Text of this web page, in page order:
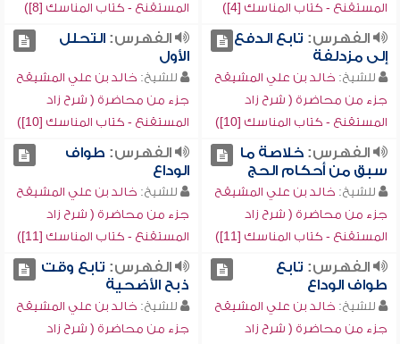
المستقنع - كتاب المناسك [4])
المستقنع - كتاب المناسك [8])
الفهرس: تابع الدفع
إلى مزدلفة
للشيخ: خالد بن علي المشيقح
جزء من محاضرة ( شرح زاد
المستقنع - كتاب المناسك [10])
الفهرس:التحلل
الأول
للشيخ: خالد بن علي المشيقح
جزء من محاضرة ( شرح زاد
المستقنع - كتاب المناسك [10])
الفهرس:خلاصة ما
سبق من أحكام الحج
للشيخ: خالد بن علي المشيقح
جزء من محاضرة ( شرح زاد
المستقنع - كتاب المناسك [11])
الفهرس: طواف
الوداع
للشيخ: خالد بن علي المشيقح
جزء من محاضرة ( شرح زاد
المستقنع - كتاب المناسك [11])
الفهرس: تابع
طواف الوداع
للشيخ: خالد بن علي المشيقح
جزء من محاضرة ( شرح زاد
الفهرس: تابع وقت
ذبح الأضحية
للشيخ: خالد بن علي المشيقح
جزء من محاضرة ( شرح زاد